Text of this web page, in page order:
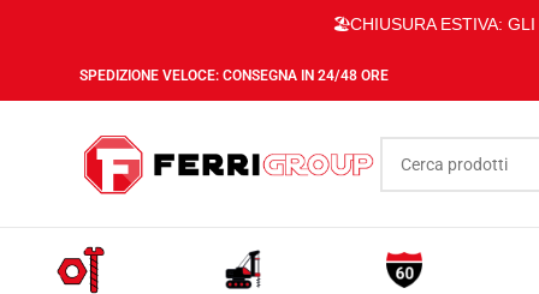
🏖️CHIUSURA ESTIVA: GLI
SPEDIZIONE VELOCE: CONSEGNA IN 24/48 ORE